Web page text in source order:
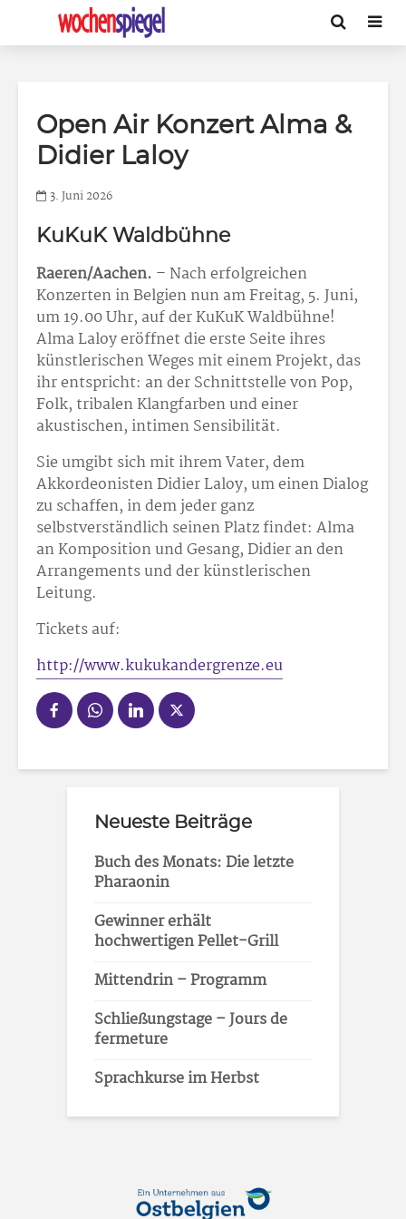
Open Air Konzert Alma &
Didier Laloy
3. Juni 2026
KuKuK Waldbühne
Raeren/Aachen. – Nach erfolgreichen
Konzerten in Belgien nun am Freitag, 5. Juni,
um 19.00 Uhr, auf der KuKuK Waldbühne!
Alma Laloy eröffnet die erste Seite ihres
künstlerischen Weges mit einem Projekt, das
ihr entspricht: an der Schnittstelle von Pop,
Folk, tribalen Klangfarben und einer
akustischen, intimen Sensibilität.
Sie umgibt sich mit ihrem Vater, dem
Akkordeonisten Didier Laloy, um einen Dialog
zu schaffen, in dem jeder ganz
selbstverständlich seinen Platz findet: Alma
an Komposition und Gesang, Didier an den
Arrangements und der künstlerischen
Leitung.
Tickets auf:
http://www.kukukandergrenze.eu
Neueste Beiträge
Buch des Monats: Die letzte
Pharaonin
Gewinner erhält
hochwertigen Pellet-Grill
Mittendrin – Programm
Schließungstage – Jours de
fermeture
Sprachkurse im Herbst